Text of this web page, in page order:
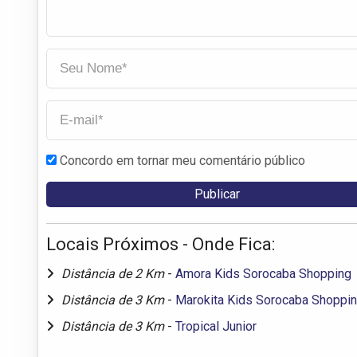
Concordo em tornar meu comentário público
Locais Próximos - Onde Fica:
Distância de 2 Km - Amora Kids Sorocaba Shopping
Distância de 3 Km - Marokita Kids Sorocaba
Distância de 3 Km - Tropical Junior